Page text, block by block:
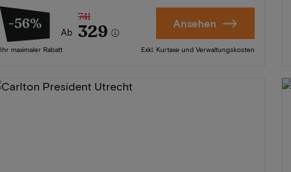
-56% Ab
741
329
Ihr maximaler Rabatt
Ansehen
Exkl. Kurtaxe und Verwaltungskosten